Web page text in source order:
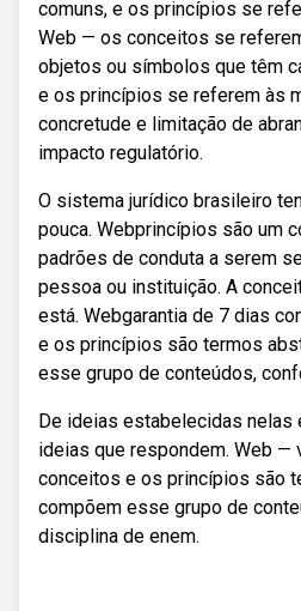
comuns, e os princípios se
Web — os conceitos se
objetos ou símbolos que têm
e os princípios se referem às
concretude e limitação de
impacto regulatório.
O sistema jurídico brasileiro
pouca. Webprincípios são um
padrões de conduta a serem
pessoa ou instituição. A
está. Webgarantia de 7 dias
e os princípios são termos
esse grupo de conteúdos,
De ideias estabelecidas nelas
ideias que respondem. Web —
conceitos e os princípios são
compõem esse grupo de
disciplina de enem.